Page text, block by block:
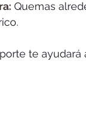
Quemas
te ayudará